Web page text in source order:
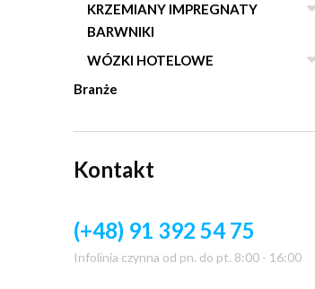
KRZEMIANY IMPREGNATY
BARWNIKI
WÓZKI HOTELOWE
Branże
Kontakt
(+48) 91 392 54 75
Infolinia czynna od pn. do pt. 8:00 - 16:00